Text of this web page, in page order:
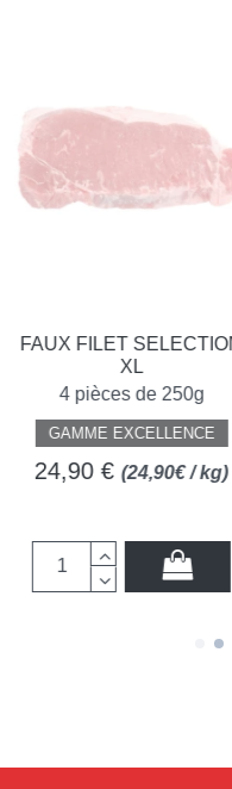
FILET SELECTION
4 pièces de 250g
GAMME EXCELLENCE
€(24,90€ / kg)